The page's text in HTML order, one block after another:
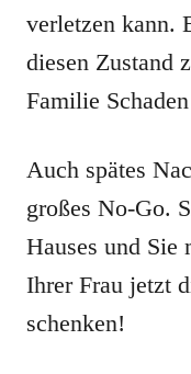
verletzen kann.
diesen Zustand
Familie
Auch spätes
großes No-Go.
Hauses und Sie
Ihrer Frau jetzt
schenken!